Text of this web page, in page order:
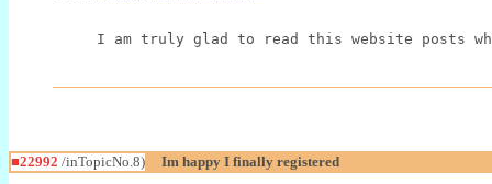
I am truly glad to read this website posts
■22992 /inTopicNo.8) Im happy I finally registered